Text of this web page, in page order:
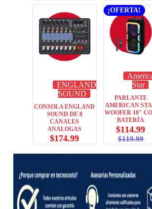
ENGLAND
SOUND
CONSOLA ENGLAND
SOUND DE 8
CANALES
ANALOGAS
$174.99
¡OFERTA!
Star
PARLANTE
AMERICAN
WOOFER 10″
BATERÍA
$119.99
$114.99